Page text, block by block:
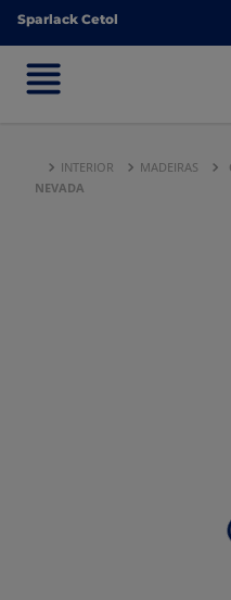
Sparlack Cetol
Sparlack Cetol
INTERIOR MADEIRAS
NEVADA